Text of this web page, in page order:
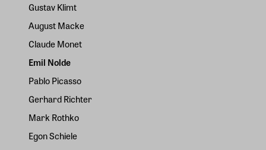
Gustav Klimt
August Macke
Claude Monet
Emil Nolde
Pablo Picasso
Gerhard Richter
Mark Rothko
Egon Schiele